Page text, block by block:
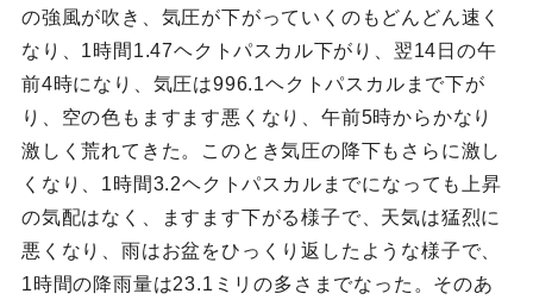
の強風が吹き、気圧が下がっていくのもどんどん速く
なり、1時間1.47ヘクトパスカル下がり、翌14日の午
前4時になり、気圧は996.1ヘクトパスカルまで下が
り、空の色もますます悪くなり、午前5時からかなり
激しく荒れてきた。このとき気圧の降下もさらに激し
くなり、1時間3.2ヘクトパスカルまでになっても上昇
の気配はなく、ますます下がる様子で、天気は猛烈に
悪くなり、雨はお盆をひっくり返したような様子で、
1時間の降雨量は23.1ミリの多さまでなった。そのあ